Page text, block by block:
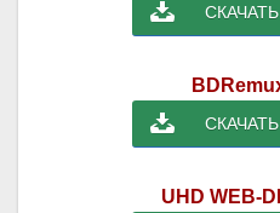
UHD WEB-